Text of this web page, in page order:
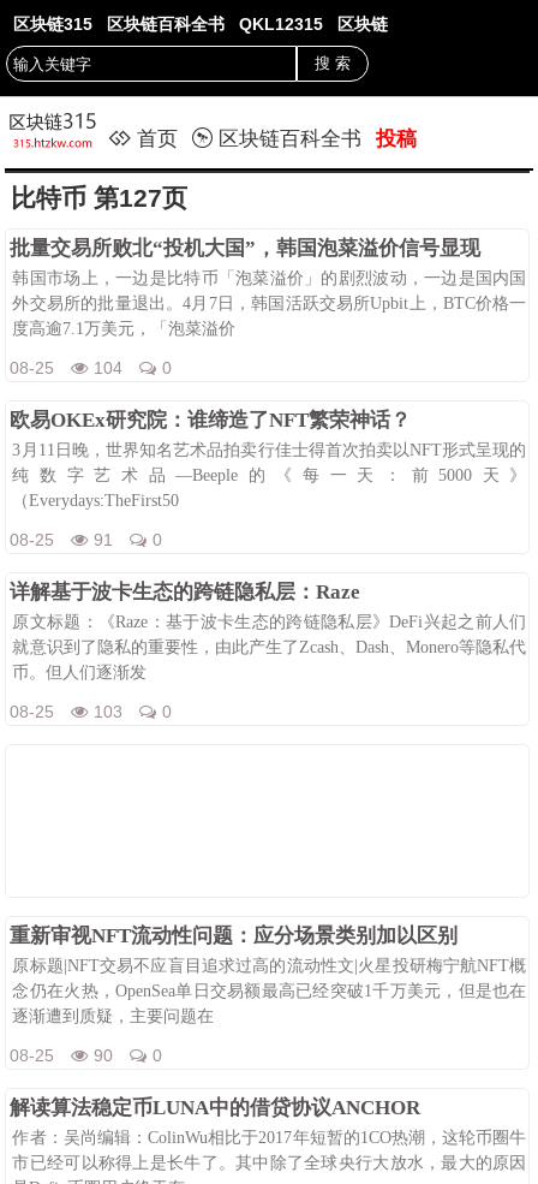
区块链315 区块链百科全书 QKL12315 区块链
首页 区块链百科全书 投稿
比特币 第127页
批量交易所败北“投机大国”，韩国泡菜溢价信号显现
韩国市场上，一边是比特币「泡菜溢价」的剧烈波动，一边是国内国
外交易所的批量退出。4月7日，韩国活跃交易所Upbit上，BTC价格一
度高逾7.1万美元，「泡菜溢价
08-25 104 0
欧易OKEx研究院：谁缔造了NFT繁荣神话？
3月11日晚，世界知名艺术品拍卖行佳士得首次拍卖以NFT形式呈现的
纯数字艺术品—Beeple的《每一天：前5000天》
（Everydays:TheFirst50
08-25 91 0
详解基于波卡生态的跨链隐私层：Raze
原文标题：《Raze：基于波卡生态的跨链隐私层》DeFi兴起之前人们
就意识到了隐私的重要性，由此产生了Zcash、Dash、Monero等隐私代
币。但人们逐渐发
08-25 103 0
重新审视NFT流动性问题：应分场景类别加以区别
原标题|NFT交易不应盲目追求过高的流动性文|火星投研梅宁航NFT概
念仍在火热，OpenSea单日交易额最高已经突破1千万美元，但是也在
逐渐遭到质疑，主要问题在
08-25 90 0
解读算法稳定币LUNA中的借贷协议ANCHOR
作者：吴尚编辑：ColinWu相比于2017年短暂的1CO热潮，这轮币圈牛
市已经可以称得上是长牛了。其中除了全球央行大放水，最大的原因